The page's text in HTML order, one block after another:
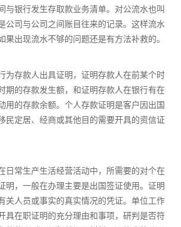
与银行发生存取款业务清单。对公流水也叫
公司与公司之间账目往来的记录。这样流水
果出现流水不够的问题还是有方法补救的。
为存款人出具证明，证明存款人在前某个时
期的存款发生额，和证明存款人在银行有在
用的存款余额。个人存款证明是客户因出国
民定居、经商或其他目的需要开具的资信证
日常生产生活经营活动中，所需要的对个在
明，一般在办理主要是出国签证使用。证明
关人员或事实的真实情况的凭证。单位工作
具在职证明的充分理由和事项，研判是否符